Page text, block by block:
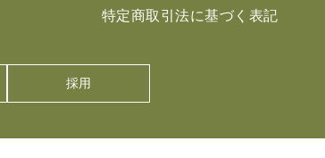
特定商取引法に基づく表記
採用